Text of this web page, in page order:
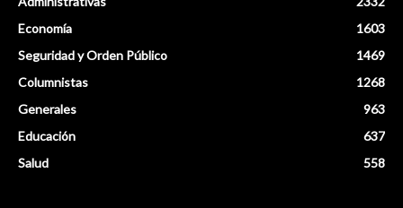
Economía
1603
Seguridad y Orden Público
1469
Columnistas
1268
Generales
963
Educación
637
Salud
558